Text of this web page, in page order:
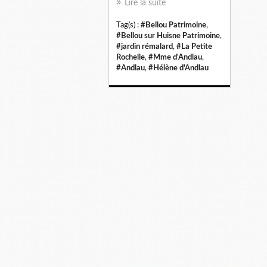
Lire la suite
Tag(s) : #Bellou Patrimoine,
#Bellou sur Huisne Patrimoine,
#jardin rémalard, #La Petite
Rochelle, #Mme d'Andlau,
#Andlau, #Hélène d'Andlau